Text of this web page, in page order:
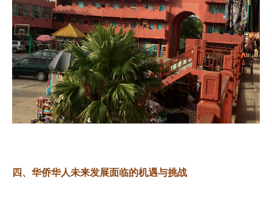
四、华侨华人未来发展面临的机遇与挑战